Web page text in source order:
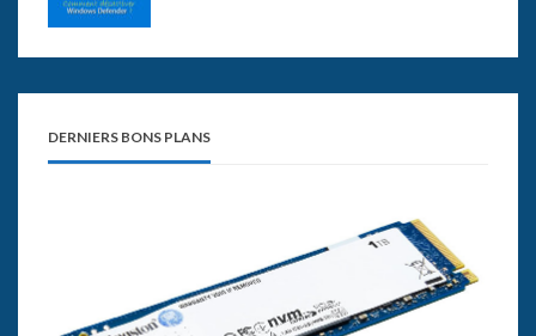
DERNIERS BONS PLANS